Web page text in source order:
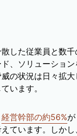
した従業員と数
、ソリューショ
の状況は日々拡
います。
経営幹部の約56%
ています。しか